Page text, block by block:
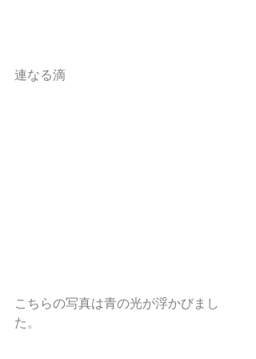
連なる滴
こちらの写真は青の光が浮かびまし
た。